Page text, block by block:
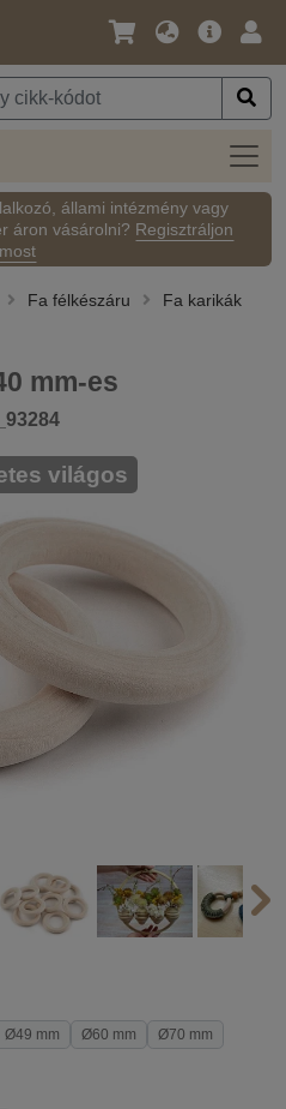
Nyelv
Pénznem
Fő
állami intézmény vagy
áron vásárolni? Regisztráljon
most
Fa félkészáru
Fa karikák
mm-es
világos
Ø49 mm Ø60 mm Ø70 mm